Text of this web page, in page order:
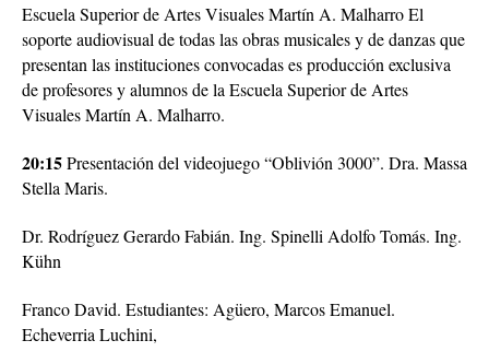
Escuela Superior de Artes Visuales Martín A. Malharro El
soporte audiovisual de todas las obras musicales y de danzas que
presentan las instituciones convocadas es producción exclusiva
de profesores y alumnos de la Escuela Superior de Artes
Visuales Martín A. Malharro.
20:15Presentación del videojuego “Oblivión 3000”. Dra. Massa
Stella Maris.
Dr. Rodríguez Gerardo Fabián. Ing. Spinelli Adolfo Tomás. Ing.
Kühn
Franco David. Estudiantes: Agüero, Marcos Emanuel.
Echeverria Luchini,